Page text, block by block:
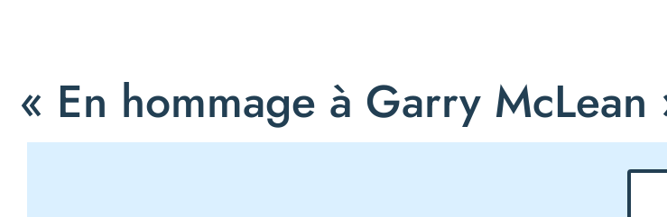
« En hommage à Garry McLean